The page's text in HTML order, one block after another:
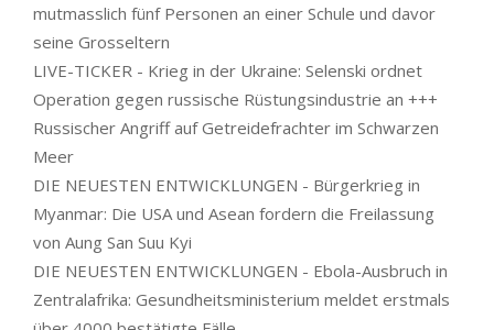
mutmasslich fünf Personen an einer Schule und davor
seine Grosseltern
LIVE-TICKER - Krieg in der Ukraine: Selenski ordnet
Operation gegen russische Rüstungsindustrie an +++
Russischer Angriff auf Getreidefrachter im Schwarzen
Meer
DIE NEUESTEN ENTWICKLUNGEN - Bürgerkrieg in
Myanmar: Die USA und Asean fordern die Freilassung
von Aung San Suu Kyi
DIE NEUESTEN ENTWICKLUNGEN - Ebola-Ausbruch in
Zentralafrika: Gesundheitsministerium meldet erstmals